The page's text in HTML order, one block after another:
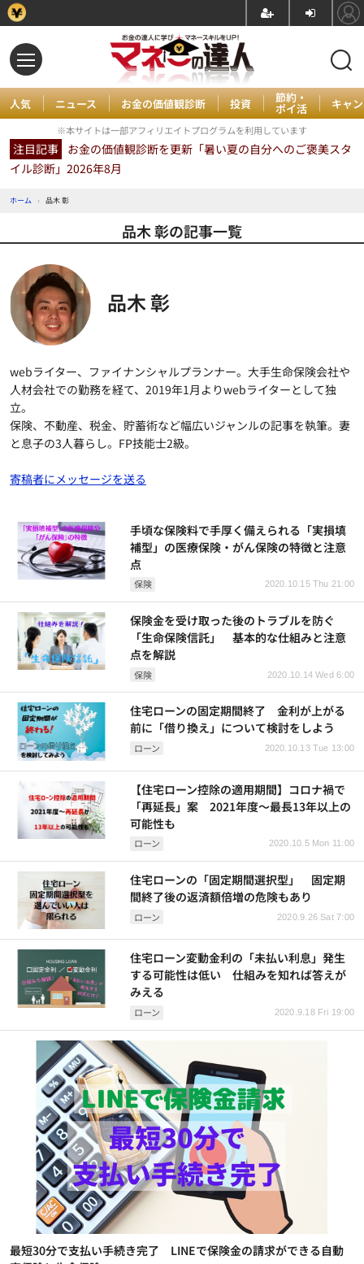
人気 ニュース お金の価値観診断 投資 節約・
ポイ活 キャ
※本サイトは一部アフィリエイトプログラムを利用しています
注目記事 お金の価値観診断を更新「暑い夏の自分へのご褒美スタ
イル診断」2026年8月
ホーム › 品木 彰
品木 彰の記事一覧
品木 彰
webライター、ファイナンシャルプランナー。大手生命保険会社や
人材会社での勤務を経て、2019年1月よりwebライターとして独
立。
保険、不動産、税金、貯蓄術など幅広いジャンルの記事を執筆。妻
と息子の3人暮らし。FP技能士2級。
寄稿者にメッセージを送る
保険 2020.10.15 Thu 21:00
手頃な保険料で手厚く備えられる「実損填
補型」の医療保険・がん保険の特徴と注意
点
保険 2020.10.14 Wed 6:00
保険金を受け取った後のトラブルを防ぐ
「生命保険信託」 基本的な仕組みと注意
点を解説
ローン 2020.10.13 Tue 13:00
住宅ローンの固定期間終了 金利が上がる
前に「借り換え」について検討をしよう
ローン 2020.10.5 Mon 11:00
【住宅ローン控除の適用期間】コロナ禍で
「再延長」案 2021年度～最長13年以上の
可能性も
ローン 2020.9.26 Sat 7:00
住宅ローンの「固定期間選択型」 固定期
間終了後の返済額倍増の危険もあり
ローン 2020.9.18 Fri 19:00
住宅ローン変動金利の「未払い利息」発生
する可能性は低い 仕組みを知れば答えが
みえる
最短30分で支払い手続き完了 LINEで保険金の請求ができる自動